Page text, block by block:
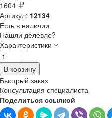
1604
Артикул: 12134
Есть в наличии
Нашли делевле?
Характеристики
В корзину
Быстрый заказ
Консультация специалиста
Поделиться ссылкой